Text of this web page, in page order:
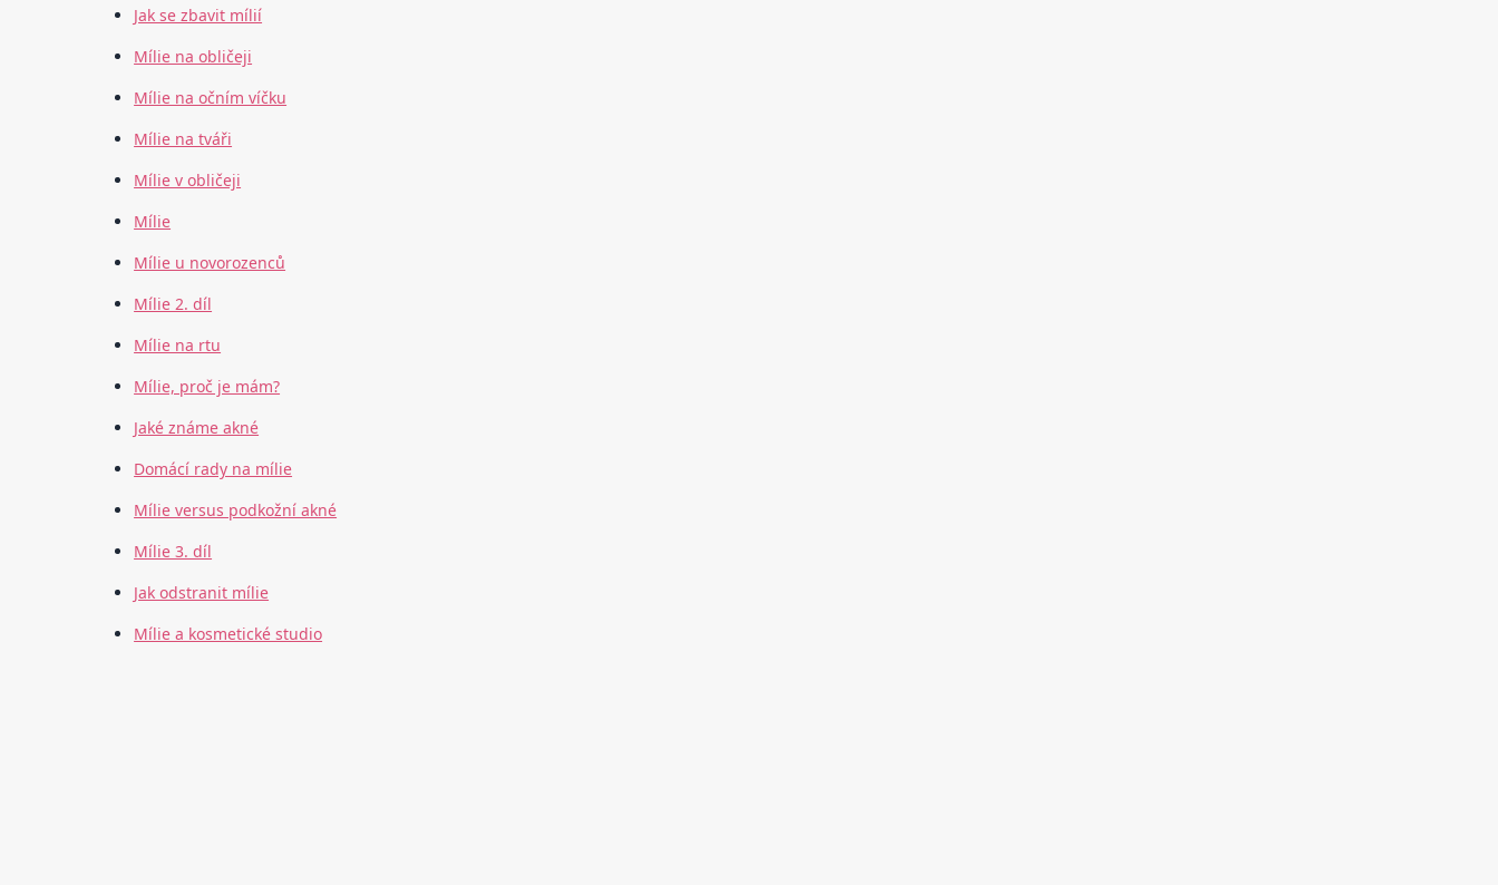
Jak se zbavit mílií
Mílie na obličeji
Mílie na očním víčku
Mílie na tváři
Mílie v obličeji
Mílie
Mílie u novorozenců
Mílie 2. díl
Mílie na rtu
Mílie, proč je mám?
Jaké známe akné
Domácí rady na mílie
Mílie versus podkožní akné
Mílie 3. díl
Jak odstranit mílie
Mílie a kosmetické studio